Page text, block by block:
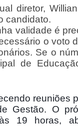
diretor,
candidato.
validade é
o voto
Se o
de
reuniões
Gestão. O
19 horas,